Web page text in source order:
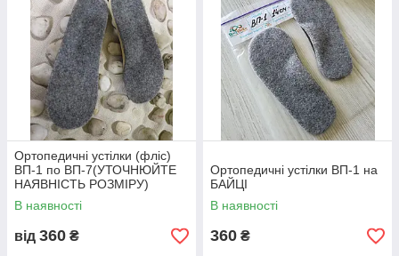
Ортопедичні устілки (фліс)
ВП-1 по ВП-7(УТОЧНЮЙТЕ
НАЯВНІСТЬ РОЗМІРУ)
В наявності
від 360 ₴
Ортопедичні устілки ВП-1 на
БАЙЦІ
В наявності
360 ₴